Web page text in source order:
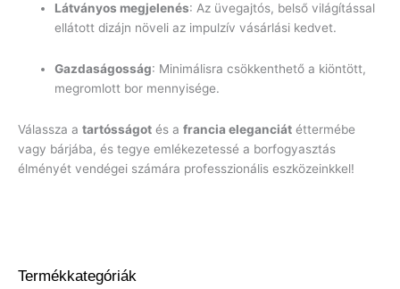
Termékkategóriák
Látványos megjelenés: Az üvegajtós, belső világítással
ellátott dizájn növeli az impulzív vásárlási kedvet.
Gazdaságosság: Minimálisra csökkenthető a kiöntött,
megromlott bor mennyisége.
Válassza a tartósságot és a francia eleganciát éttermébe
vagy bárjába, és tegye emlékezetessé a borfogyasztás
élményét vendégei számára professzionális eszközeinkkel!